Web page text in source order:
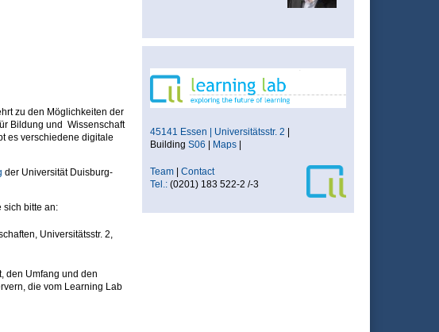
zu den Möglichkeiten der
Bildung und Wissenschaft
es verschiedene digitale
der Universität Duisburg-
sich bitte an:
Universitätsstr. 2,
den Umfang und den
die vom Learning Lab
45141 Essen | Universitätsstr. 2 |
Building S06 | Maps|
Team| Contact
Tel.:(0201) 183 522-2 /-3